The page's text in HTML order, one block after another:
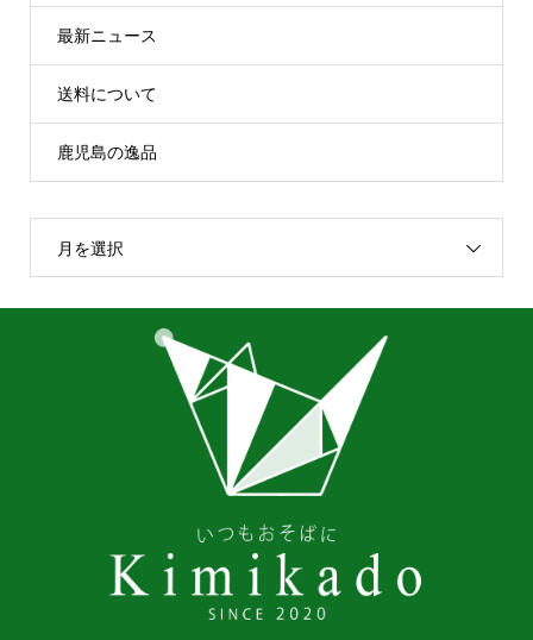
最新ニュース
送料について
鹿児島の逸品
月を選択